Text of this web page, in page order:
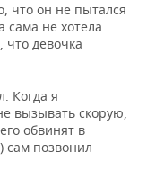
что он не пытался
не хотела
что девочка
Когда я
вызывать скорую,
обвинят в
сам позвонил